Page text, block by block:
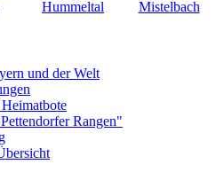
und der Welt
Rangen"